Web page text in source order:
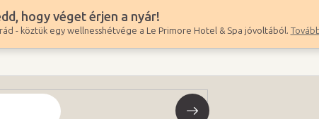
hogy véget érjen a nyár!
- köztük egy wellnesshétvége a Le Primore Hotel & Spa jóvoltából.